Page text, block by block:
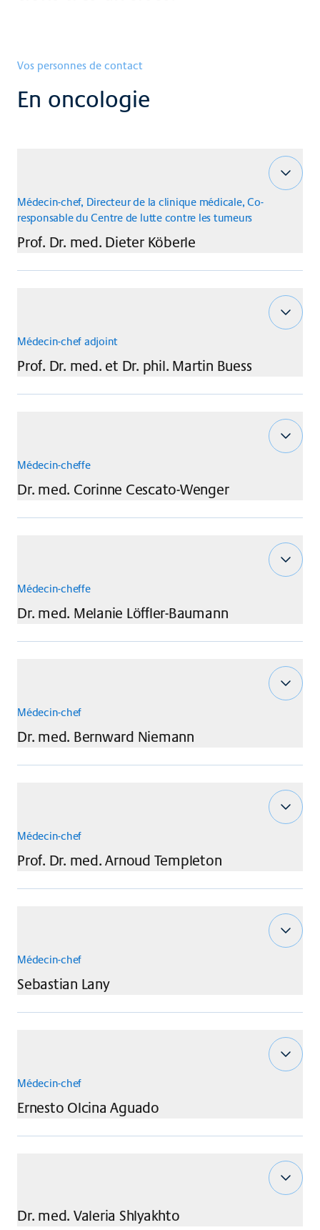
Vos personnes de contact
En oncologie
Médecin-chef, Directeur de la clinique médicale, Co-
responsable du Centre de lutte contre les tumeurs
Prof. Dr. med. Dieter Köberle
Médecin-chef adjoint
Prof. Dr. med. et Dr. phil. Martin Buess
Médecin-cheffe
Dr. med. Corinne Cescato-Wenger
Médecin-cheffe
Dr. med. Melanie Löffler-Baumann
Médecin-chef
Dr. med. Bernward Niemann
Médecin-chef
Prof. Dr. med. Arnoud Templeton
Médecin-chef
Sebastian Lany
Médecin-chef
Ernesto Olcina Aguado
Dr. med. Valeria Shlyakhto